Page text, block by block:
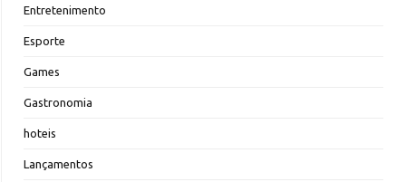
Entretenimento
Esporte
Games
Gastronomia
hoteis
Lançamentos